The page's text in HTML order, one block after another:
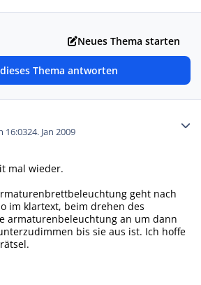
Neues Thema starten
Thema antworten
16:0324. Jan 2009
mal wieder.
geht nach
im klartext, beim drehen des
armaturenbeleuchtung an um dann
bis sie aus ist. Ich hoffe